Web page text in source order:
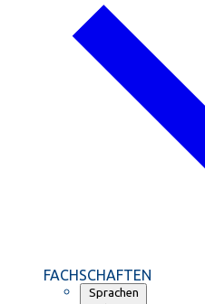
FACHSCHAFTEN
Sprachen